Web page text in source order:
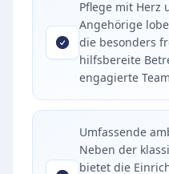
Pflege mit Herz
Angehörige
die besonders
hilfsbereite
engagierte
Umfassende
Neben der
bietet die